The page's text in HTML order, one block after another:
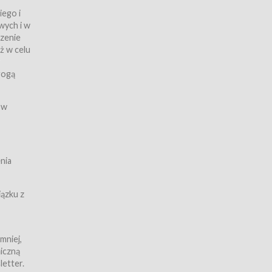
z
i
i w
w celu
z